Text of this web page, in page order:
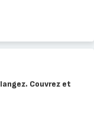
Couvrez et